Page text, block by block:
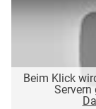
Beim Klick
Servern